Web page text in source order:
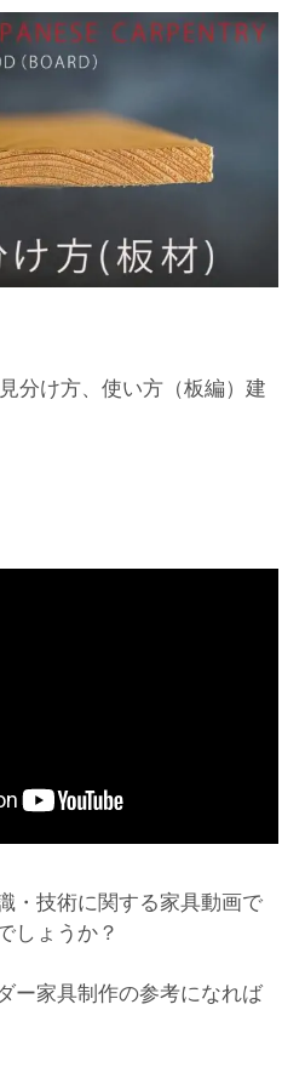
分け方、使い方（板編）建
・技術に関する家具動画で
しょうか？
ー家具制作の参考になれば